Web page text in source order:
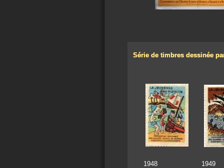
Série de timbres dessinée
1948
Série de timbres dessinée
Série de timbres dessinée